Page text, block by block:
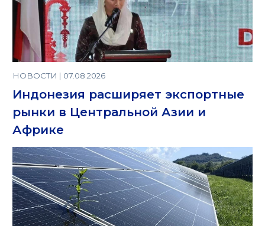
НОВОСТИ | 07.08.2026
Индонезия расширяет экспортные
рынки в Центральной Азии и
Африке